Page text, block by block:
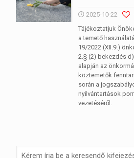
2025-10-22
Tájékoztatjuk
a temető
19/2022 (XII.9.)
2.§ (2) bekezdés
alapján az
köztemetők
során a
nyilvántartások
vezetéséről.